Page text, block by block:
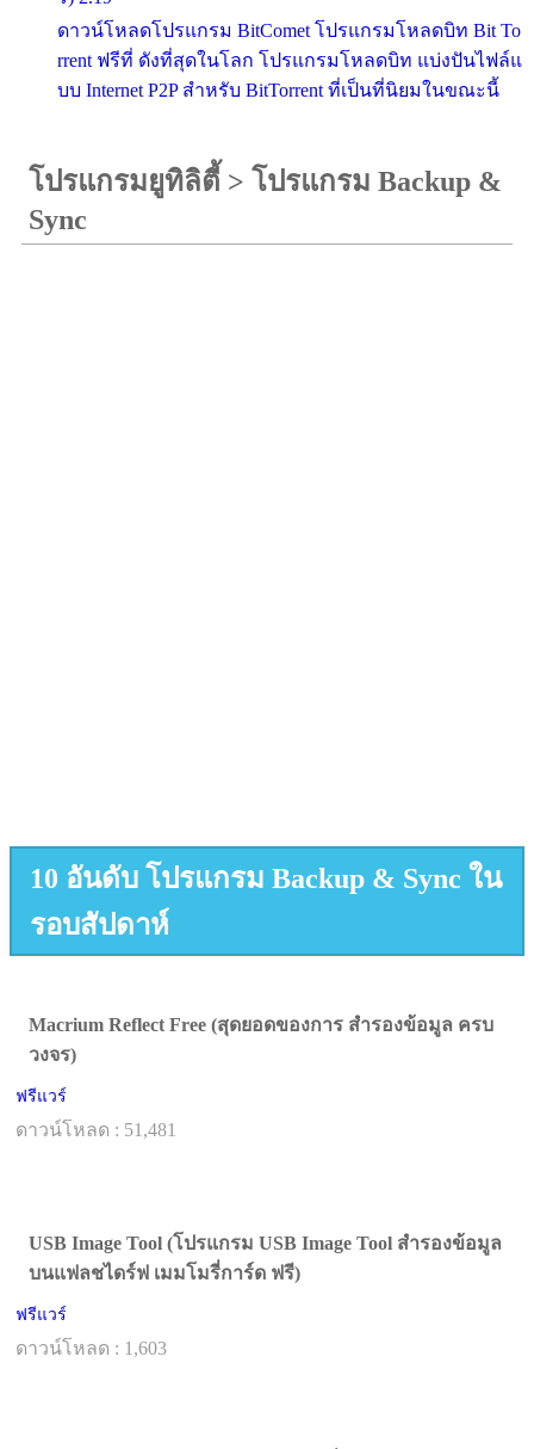
ดาวน์โหลดโปรแกรม BitComet โปรแกรมโหลดบิท Bit To
rrent ฟรีที่ ดังที่สุดในโลก โปรแกรมโหลดบิท แบ่งปันไฟล์แ
บบ Internet P2P สำหรับ BitTorrent ที่เป็นที่นิยมในขณะนี้
โปรแกรมยูทิลิตี้ > โปรแกรม Backup &
Sync
10 อันดับ โปรแกรม Backup & Sync ใน
รอบสัปดาห์
Macrium Reflect Free (สุดยอดของการ สำรองข้อมูล ครบ
วงจร)
ฟรีแวร์
ดาวน์โหลด : 51,481
USB Image Tool (โปรแกรม USB Image Tool สำรองข้อมูล
บนแฟลชไดร์ฟ เมมโมรี่การ์ด ฟรี)
ฟรีแวร์
ดาวน์โหลด : 1,603